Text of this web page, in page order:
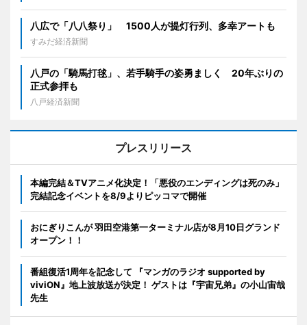
八広で「八八祭り」 1500人が提灯行列、多幸アートも
すみだ経済新聞
八戸の「騎馬打毬」、若手騎手の姿勇ましく 20年ぶりの
正式参拝も
八戸経済新聞
プレスリリース
本編完結＆TVアニメ化決定！「悪役のエンディングは死のみ」
完結記念イベントを8/9よりピッコマで開催
おにぎりこんが 羽田空港第一ターミナル店が8月10日グランド
オープン！！
番組復活1周年を記念して 『マンガのラジオ supported by
viviON』地上波放送が決定！ ゲストは『宇宙兄弟』の小山宙哉
先生